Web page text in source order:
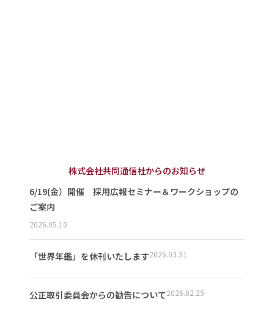
株式会社共同通信社からのお知らせ
6/19(金）開催 採用広報セミナー＆ワークショップの
ご案内
2026.05.10
「世界年鑑」を休刊いたします2026.03.31
公正取引委員会からの勧告について2026.02.25